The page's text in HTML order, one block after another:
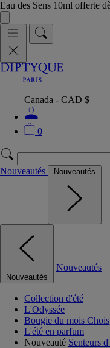
Eau des Sens 10ml offerte
Canada - CAD $
0
Nouveautés Nouveautés
Nouveautés
Nouveautés
Collection d'été
L'Odyssée
Bougie du mois
L'été en parfum
Nouveauté Senteurs